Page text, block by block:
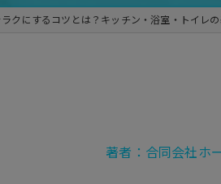
クにするコツとは？キッチン・浴室・トイレ
著者：合同会社ホ